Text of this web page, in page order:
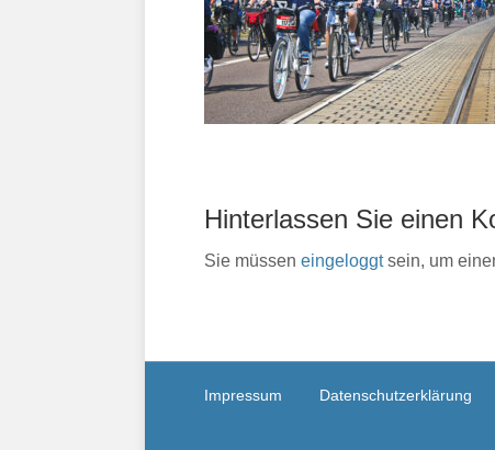
Hinterlassen Sie einen
Sie müssen eingeloggtsein, um
Impressum Datenschutzerklärung